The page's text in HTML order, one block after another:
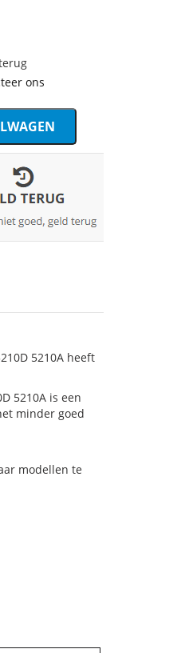
ons
5210A heeft
5210A is een
minder goed
modellen te